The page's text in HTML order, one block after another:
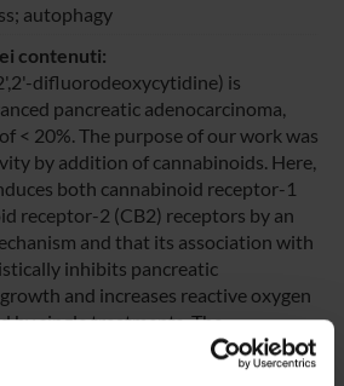
autophagy
contenuti:
difluorodeoxycytidine) is
pancreatic adenocarcinoma,
< 20%. The purpose of our work was
by addition of cannabinoids. Here,
both cannabinoid receptor-1
receptor-2 (CB2) receptors by an
and that its association with
inhibits pancreatic
and increases reactive oxygen
by single treatments. The
is prevented by the radical
cysteine and by the specific NF-κB